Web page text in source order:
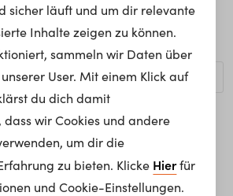
Seite kann nicht gefunden werden.
einem bestimmten Begriff suchen?
Homepage
sicher läuft und um dir relevante
Inhalte zeigen zu können.
sammeln wir Daten über
User. Mit einem Klick auf
du dich damit
wir Cookies und andere
um dir die
zu bieten. Klicke Hierfür
und Cookie-Einstellungen.